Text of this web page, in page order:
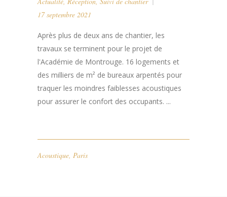
Actualité, Réception, Suivi de chantier
17 septembre 2021
Après plus de deux ans de chantier, les
travaux se terminent pour le projet de
l'Académie de Montrouge. 16 logements et
des milliers de m² de bureaux arpentés pour
traquer les moindres faiblesses acoustiques
pour assurer le confort des occupants. ...
Acoustique, Paris